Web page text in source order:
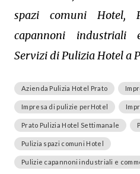
spazi comuni Hotel,
capannoni industriali
Servizi di Pulizia Hotel a
Azienda Pulizia Hotel Prato
Impresa di pulizie perHotel
Prato Pulizia Hotel Settimanale
Pulizia spazi comuni Hotel
Pulizie capannoni industriali e